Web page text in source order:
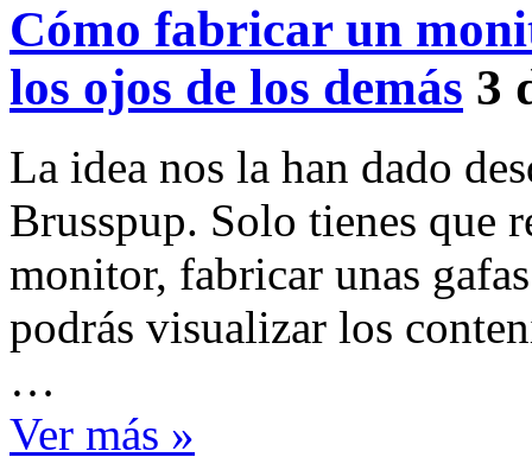
Cómo fabricar un
los ojos de los demás 3
La idea nos la han dado
Brusspup. Solo tienes que
monitor, fabricar unas
podrás visualizar los
…
Ver más »